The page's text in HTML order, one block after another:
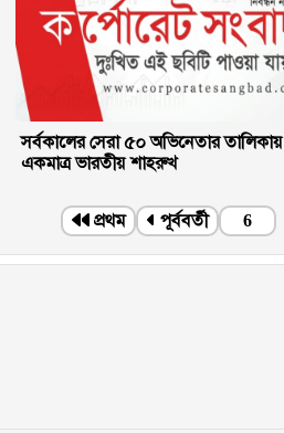
সর্বকালের সেরা ৫০ অভিনেতার তালিকায়
একমাত্র ভারতীয় শাহরুখ
প্রথম পূর্ববর্তী 6